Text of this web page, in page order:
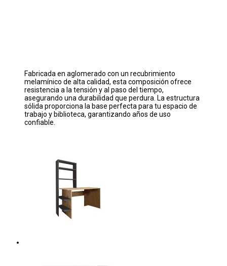
Fabricada en aglomerado con un recubrimiento
melamínico de alta calidad, esta composición ofrece
resistencia a la tensión y al paso del tiempo,
asegurando una durabilidad que perdura. La estructura
sólida proporciona la base perfecta para tu espacio de
trabajo y biblioteca, garantizando años de uso
confiable.